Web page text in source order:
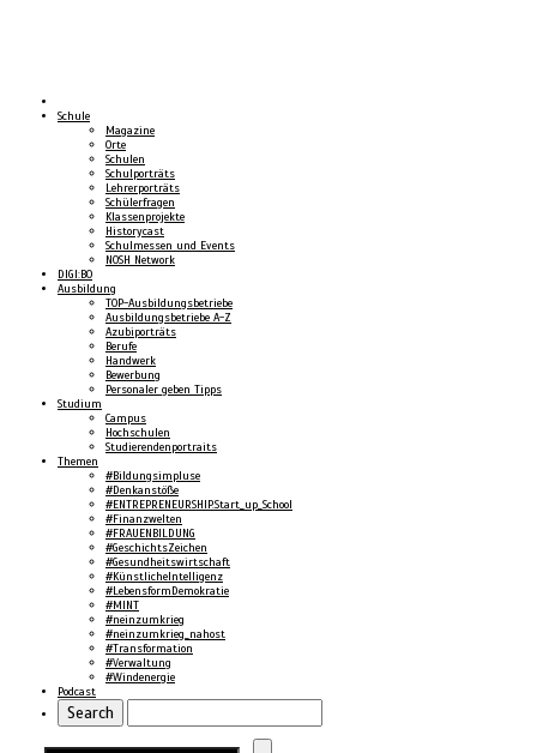
Schule
Magazine
Orte
Schulen
Schulporträts
Lehrerporträts
Schülerfragen
Klassenprojekte
Historycast
Schulmessen und Events
NOSH Network
DIGI:BO
Ausbildung
TOP-Ausbildungsbetriebe
Ausbildungsbetriebe A-Z
Azubiporträts
Berufe
Handwerk
Bewerbung
Personaler geben Tipps
Studium
Campus
Hochschulen
Studierendenportraits
Themen
#Bildungsimpluse
#Denkanstöße
#ENTREPRENEURSHIP.Start_up_School
#Finanzwelten
#FRAUENBILDUNG
#GeschichtsZeichen
#Gesundheitswirtschaft
#KünstlicheIntelligenz
#LebensformDemokratie
#MINT
#neinzumkrieg
#neinzumkrieg_nahost
#Transformation
#Verwaltung
#Windenergie
Podcast